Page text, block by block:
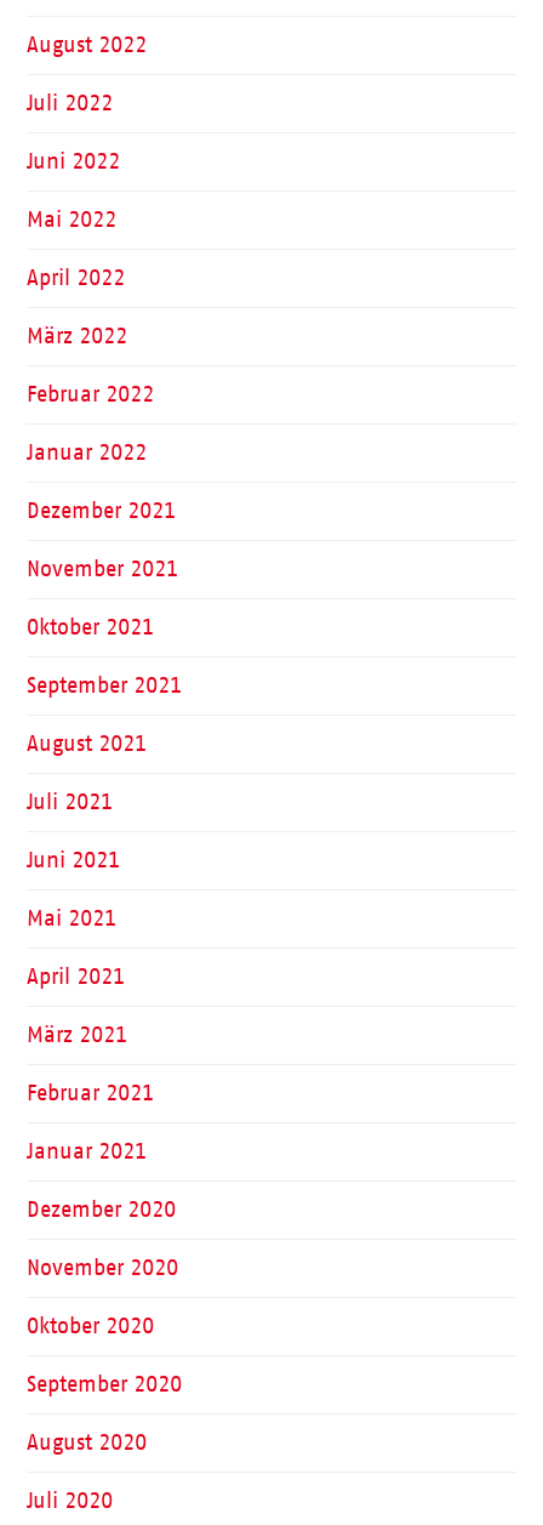
August 2022
Juli 2022
Juni 2022
Mai 2022
April 2022
März 2022
Februar 2022
Januar 2022
Dezember 2021
November 2021
Oktober 2021
September 2021
August 2021
Juli 2021
Juni 2021
Mai 2021
April 2021
März 2021
Februar 2021
Januar 2021
Dezember 2020
November 2020
Oktober 2020
September 2020
August 2020
Juli 2020